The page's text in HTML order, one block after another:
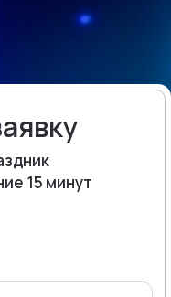
15 минут